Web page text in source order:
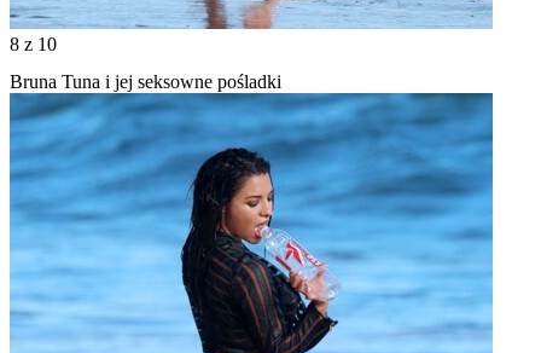
8 z 10
Bruna Tuna i jej seksowne pośladki